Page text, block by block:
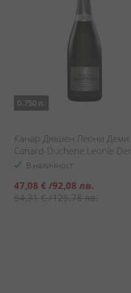
0.750 л.
Канар Дюшен Леони Деми
Canard-Duchene Leonie
В наличност
Специална
цена
47,08 € /92,08 лв.
64,31 €/125,78 лв.